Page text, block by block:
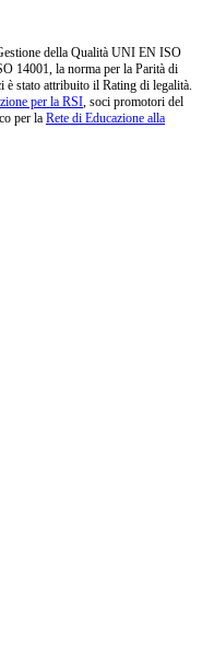
della Qualità UNI EN ISO
14001, la norma per la Parità di
stato attribuito il Rating di legalità.
per la RSI, soci promotori del
per la Rete di Educazione alla